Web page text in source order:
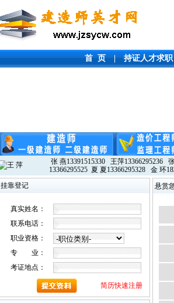
首 页|持证人才求职
张 燕13391515330 王萍13366295236
13366295525 夏 夏13366295328 金 环
挂靠登记
真实姓名：
联系电话：
职业资格：
专 业：
考证地点：
简历快速注册
悬赏